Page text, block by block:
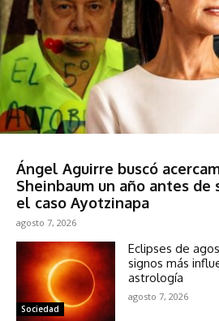
Ángel Aguirre buscó
Sheinbaum un año antes de
el caso Ayotzinapa
agosto 7, 2026
Sociedad
Eclipses de
signos más
astrología
agosto 7, 2026